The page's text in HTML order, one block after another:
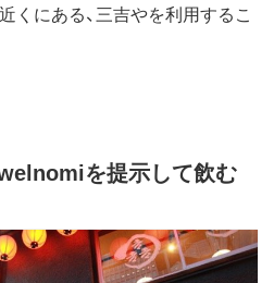
くにある、三吉やを利用するこ
を提示して飲む